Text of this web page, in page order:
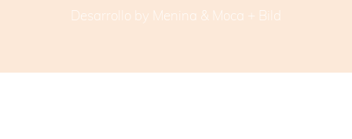
Desarrollo by Menina & Moca + Bild